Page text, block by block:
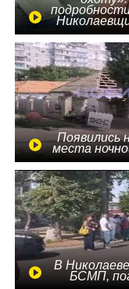
Появились
места
В
БСМП,